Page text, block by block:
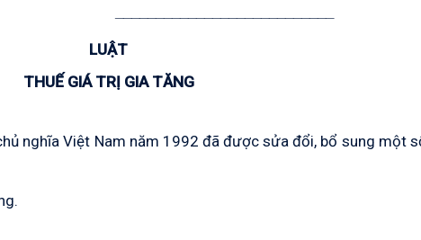
LUẬT
THUẾ GIÁ TRỊ GIA TĂNG
nghĩa Việt Nam năm 1992 đã được sửa đổi, bổ sung một